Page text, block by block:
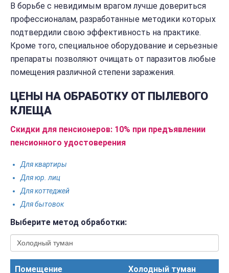
В борьбе с невидимым врагом лучше довериться
профессионалам, разработанные методики которых
подтвердили свою эффективность на практике.
Кроме того, специальное оборудование и серьезные
препараты позволяют очищать от паразитов любые
помещения различной степени заражения.
ЦЕНЫ НА ОБРАБОТКУ ОТ ПЫЛЕВОГО
КЛЕЩА
Скидки для пенсионеров: 10% при предъявлении
пенсионного удостоверения
Для квартиры
Для юр. лиц
Для коттеджей
Для бытовок
Выберите метод обработки:
Помещение Холодный туман